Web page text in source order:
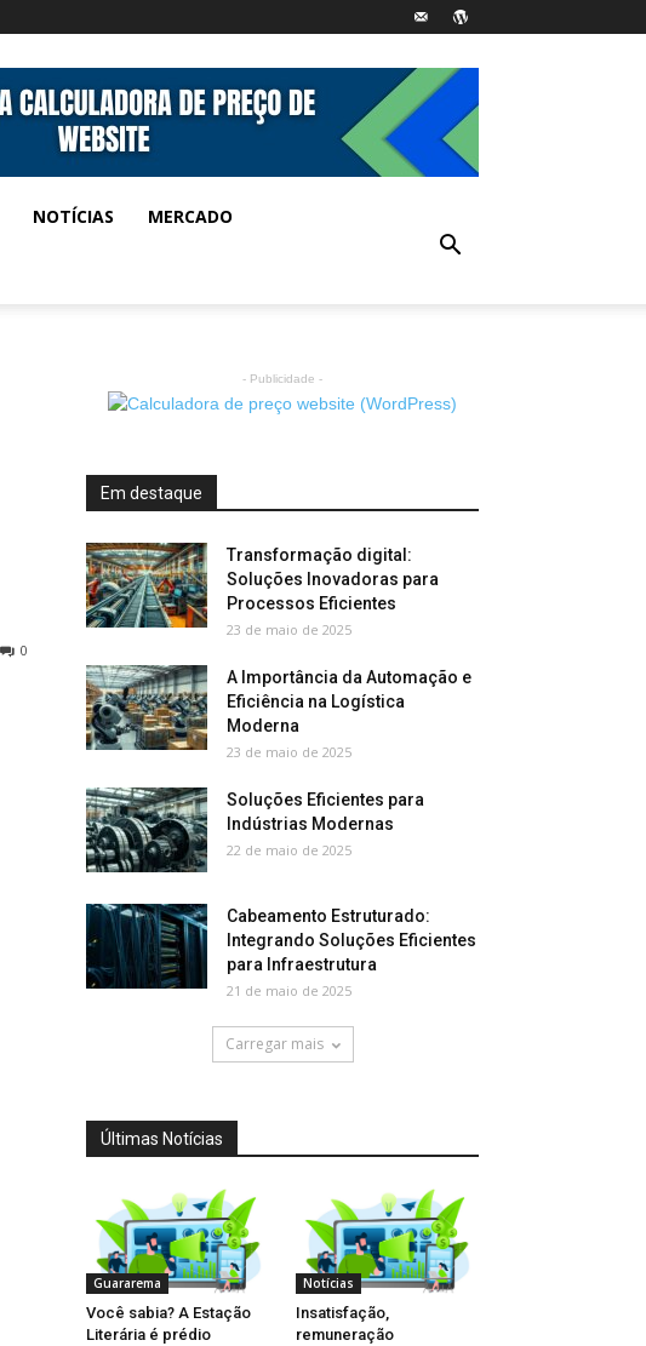
NOTÍCIAS MERCADO
0
- Publicidade -
Em destaque
Transformação digital:
Soluções Inovadoras para
Processos Eficientes
23 de maio de 2025
A Importância da Automação e
Eficiência na Logística
Moderna
23 de maio de 2025
Soluções Eficientes para
Indústrias Modernas
22 de maio de 2025
Cabeamento Estruturado:
Integrando Soluções Eficientes
para Infraestrutura
21 de maio de 2025
Carregar mais
Últimas Notícias
Guararema
Você sabia? A Estação
Literária é prédio
Notícias
Insatisfação,
remuneração